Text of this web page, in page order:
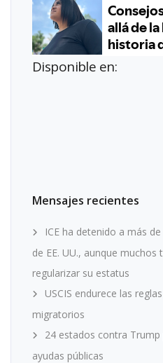
Disponible en:
Mensajes recientes
ICE ha detenido a más
de EE. UU., aunque muchos
regularizar su estatus
USCIS endurece las
migratorios
24 estados contra
ayudas públicas